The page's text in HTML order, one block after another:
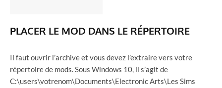
PLACER LE MOD DANS LE RÉPERTOIRE
Il faut ouvrir l’archive et vous devez l’extraire vers votre
répertoire de mods. Sous Windows 10, il s’agit de
C:\users\votrenom\Documents\Electronic Arts\Les Sims